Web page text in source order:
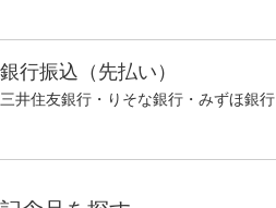
銀行振込（先払い）
三井住友銀行・りそな銀行・みずほ銀